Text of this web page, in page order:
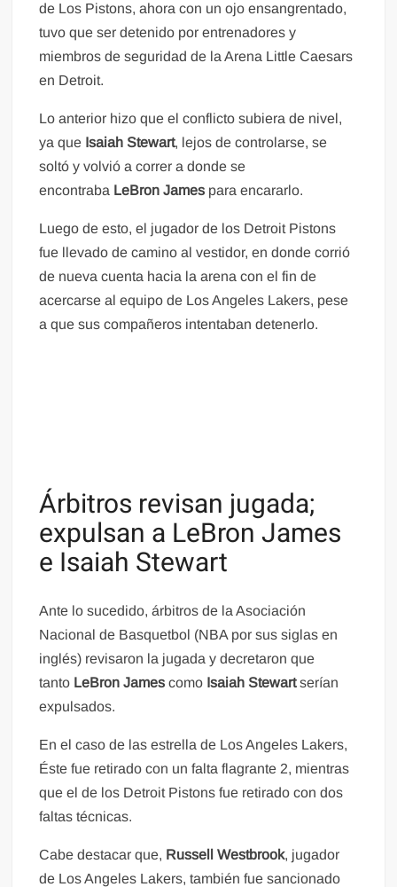
de Los Pistons, ahora con un ojo ensangrentado,
tuvo que ser detenido por entrenadores y
miembros de seguridad de la Arena Little Caesars
en Detroit.
Lo anterior hizo que el conflicto subiera de nivel,
ya que Isaiah Stewart, lejos de controlarse, se
soltó y volvió a correr a donde se
encontraba LeBron James para encararlo.
Luego de esto, el jugador de los Detroit Pistons
fue llevado de camino al vestidor, en donde corrió
de nueva cuenta hacia la arena con el fin de
acercarse al equipo de Los Angeles Lakers, pese
a que sus compañeros intentaban detenerlo.
Árbitros revisan jugada;
expulsan a LeBron James
e Isaiah Stewart
Ante lo sucedido, árbitros de la Asociación
Nacional de Basquetbol (NBA por sus siglas en
inglés) revisaron la jugada y decretaron que
tanto LeBron James como Isaiah Stewartserían
expulsados.
En el caso de las estrella de Los Angeles Lakers,
Éste fue retirado con un falta flagrante 2, mientras
que el de los Detroit Pistons fue retirado con dos
faltas técnicas.
Cabe destacar que, Russell Westbrook, jugador
de Los Angeles Lakers, también fue sancionado